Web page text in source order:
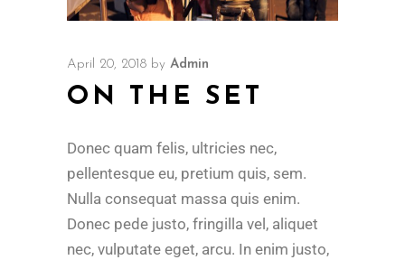
April 20, 2018 by Admin
ON THE SET
Donec quam felis, ultricies nec,
pellentesque eu, pretium quis, sem.
Nulla consequat massa quis enim.
Donec pede justo, fringilla vel, aliquet
nec, vulputate eget, arcu. In enim justo,